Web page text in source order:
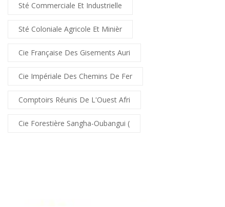
Sté Commerciale Et Industrielle
Sté Coloniale Agricole Et Minièr
Cie Française Des Gisements Auri
Cie Impériale Des Chemins De Fer
Comptoirs Réunis De L'Ouest Afri
Cie Forestière Sangha-Oubangui (